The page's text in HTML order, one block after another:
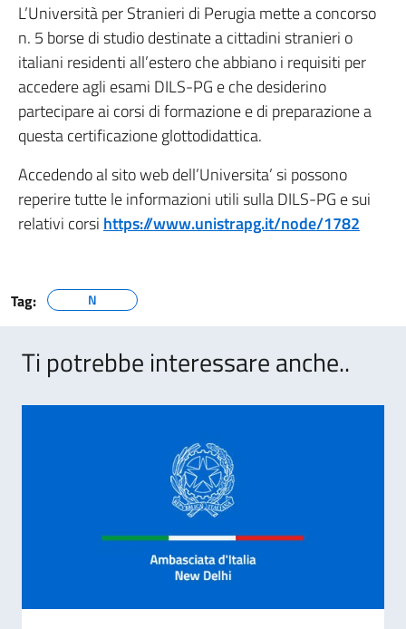
L’Università per Stranieri di Perugia mette a concorso
n. 5 borse di studio destinate a cittadini stranieri o
italiani residenti all’estero che abbiano i requisiti per
accedere agli esami DILS-PG e che desiderino
partecipare ai corsi di formazione e di preparazione a
questa certificazione glottodidattica.
Accedendo al sito web dell’Universita’ si possono
reperire tutte le informazioni utili sulla DILS-PG e sui
relativi corsi https://www.unistrapg.it/node/1782
Tag: N
Ti potrebbe interessare anche..